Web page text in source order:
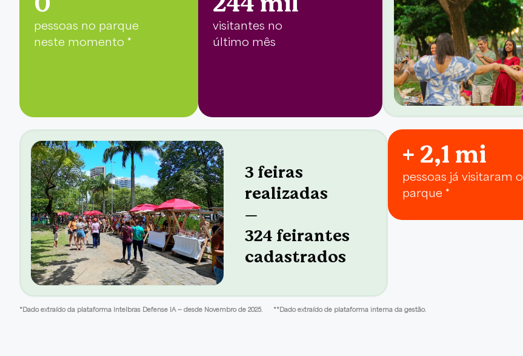
pessoas no parque
neste momento *
visitantes no
último mês
3 feiras
realizadas
—
324 feirantes
cadastrados
+ 2,1 mi
pessoas já visitaram o
parque *
*Dado extraído da plataforma Intelbras Defense IA — desde Novembro de 2025. **Dado extraído de plataforma interna da gestão.